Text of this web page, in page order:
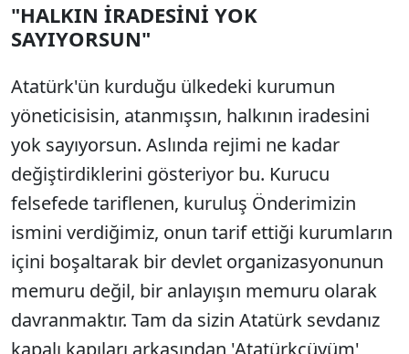
SÖZCÜ SON DAKİKA
"HALKIN İRADESİNİ YOK
SAYIYORSUN"
Atatürk'ün kurduğu ülkedeki kurumun
yöneticisisin, atanmışsın, halkının iradesini
yok sayıyorsun. Aslında rejimi ne kadar
değiştirdiklerini gösteriyor bu. Kurucu
felsefede tariflenen, kuruluş Önderimizin
ismini verdiğimiz, onun tarif ettiği kurumların
içini boşaltarak bir devlet organizasyonunun
memuru değil, bir anlayışın memuru olarak
davranmaktır. Tam da sizin Atatürk sevdanız
kapalı kapıları arkasından 'Atatürkçüyüm'